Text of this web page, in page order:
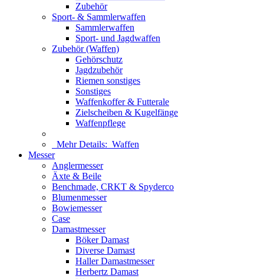
Zubehör
Sport- & Sammlerwaffen
Sammlerwaffen
Sport- und Jagdwaffen
Zubehör (Waffen)
Gehörschutz
Jagdzubehör
Riemen sonstiges
Sonstiges
Waffenkoffer & Futterale
Zielscheiben & Kugelfänge
Waffenpflege
Mehr Details: Waffen
Messer
Anglermesser
Äxte & Beile
Benchmade, CRKT & Spyderco
Blumenmesser
Bowiemesser
Case
Damastmesser
Böker Damast
Diverse Damast
Haller Damastmesser
Herbertz Damast